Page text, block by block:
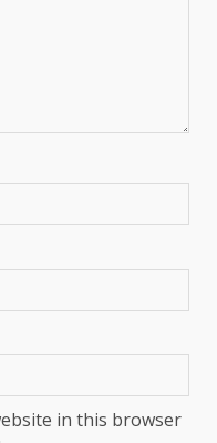
in this browser